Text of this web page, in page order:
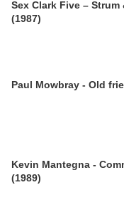
Sex Clark Five ‎– Strum
(1987)
Paul Mowbray - Old
Kevin Mantegna -
(1989)